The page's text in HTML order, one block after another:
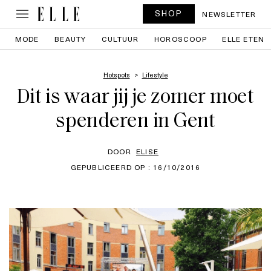
SHOP NEWSLETTER
MODE BEAUTY CULTUUR HOROSCOOP ELLE ETEN
Hotspots Lifestyle
Dit is waar jij je zomer moet
spenderen in Gent
DOOR ELISE
GEPUBLICEERD OP : 16/10/2016